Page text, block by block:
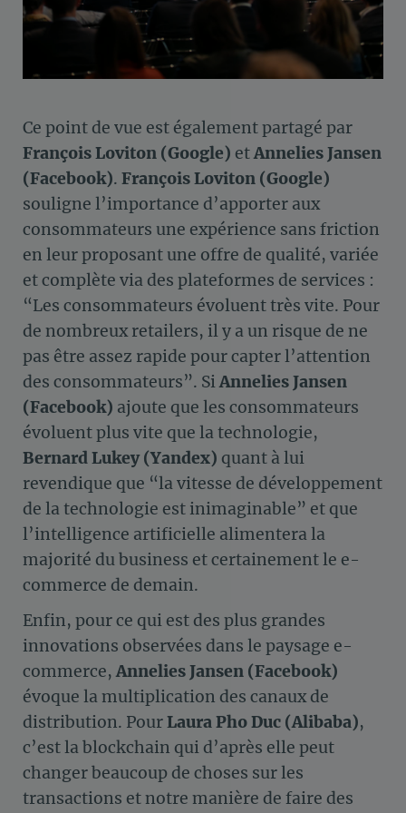
Ce point de vue est également partagé par
François Loviton (Google) etAnnelies Jansen
(Facebook). François Loviton (Google)
souligne l’importance d’apporter aux
consommateurs une expérience sans friction
en leur proposant une offre de qualité, variée
et complète via des plateformes de services :
“Les consommateurs évoluent très vite. Pour
de nombreux retailers, il y a un risque de ne
pas être assez rapide pour capter l’attention
des consommateurs”. SiAnnelies Jansen
(Facebook) ajoute que les consommateurs
évoluent plus vite que la technologie,
Bernard Lukey (Yandex) quant à lui
revendique que “la vitesse de développement
de la technologie est inimaginable” et que
l’intelligence artificielle alimentera la
majorité du business et certainement le e-
commerce de demain.
Enfin, pour ce qui est des plus grandes
innovations observées dans le paysage e-
commerce,Annelies Jansen (Facebook)
évoque la multiplication des canaux de
distribution. PourLaura Pho Duc (Alibaba),
c’est la blockchain qui d’après elle peut
changer beaucoup de choses sur les
transactions et notre manière de faire des